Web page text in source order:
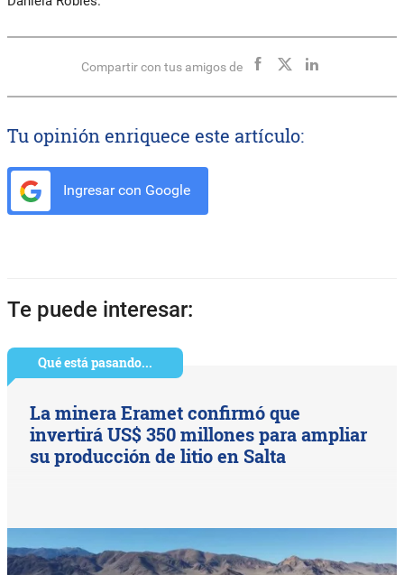
Compartir con tus amigos de
Tu opinión enriquece este artículo:
Ingresar con Google
Te puede interesar:
Qué está pasando...
La minera Eramet confirmó que
invertirá US$ 350 millones para ampliar
su producción de litio en Salta